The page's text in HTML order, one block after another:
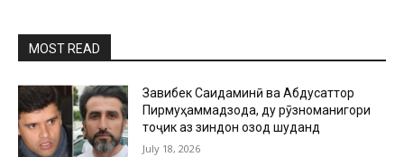
MOST READ
Завқибек Саидаминӣ ва Абдусаттор
Пирмуҳаммадзода, ду рӯзноманигори
тоҷик аз зиндон озод шуданд
July 18, 2026